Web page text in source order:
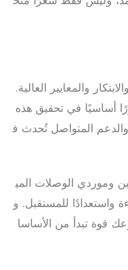
والمعايير العالية.
أساسيًا في تحقيق هذه
والدعم المتواصل تُحدث ف
وموردي الوصلات المي
واستعدادًا للمستقبل. و
قوة تبدأ من الأساسا